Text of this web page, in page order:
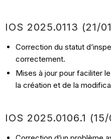
IOS 2025.0113 (21/01
Correction du statut
correctement.
Mises à jour pour faciliter
la création et de la
IOS 2025.0106.1 (15/